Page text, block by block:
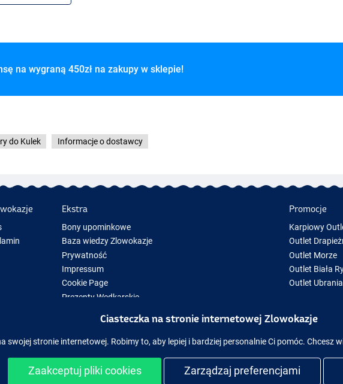
na wygraną 450zł na zakupy w sklepie!
do Kulek Informacje o dostawcy
Ekstra
Bony upominkowe
Baza wiedzy Zlowokazje
Prywatność
Impressum
Cookie Page
Prezenty Wędkarskie
Sprzęt wędkarski chwilowo niedostępny w magazynie
Promocje
Karpiowy
Outlet
Outlet Morze
Outlet Biała
Outlet Ubrania
Łatwe i bezpieczne zakupy
Ciasteczka na stronie internetowej Zlowokazje
swojej stronie internetowej. Robimy to, aby lepiej i bardziej personalnie Ci pomóc. Chcesz
Zaakceptuj pliki cookies Zarządzaj preferencjami